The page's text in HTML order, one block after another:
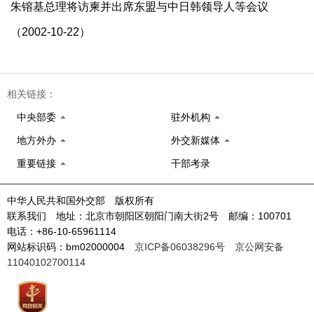
朱镕基总理将访柬并出席东盟与中日韩领导人等会议
（2002-10-22）
相关链接：
中央部委 驻外机构
地方外办 外交新媒体
重要链接 干部考录
中华人民共和国外交部 版权所有
联系我们 地址：北京市朝阳区朝阳门南大街2号 邮编：100701
电话：+86-10-65961114
网站标识码：bm02000004 京ICP备06038296号
京公网安备
11040102700114